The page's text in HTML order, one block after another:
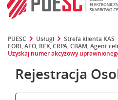
PUESC Usługi
Strefa klienta KAS
EORI, AEO, REX, CRPA, CBAM, Agent
Uzyskaj numer akcyzowy
Rejestracja